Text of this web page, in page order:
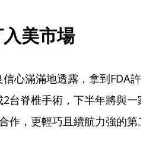
美市場
心滿滿地透露，拿到FDA許
台脊椎手術，下半年將與一
作，更輕巧且續航力強的第